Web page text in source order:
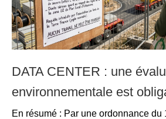
DATA CENTER : une
environnementale est
En résumé : Par une ordonnance